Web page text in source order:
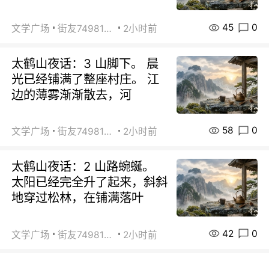
文学广场 街友74981146 2小时前 45 0
太鹤山夜话：3 山脚下。 晨
光已经铺满了整座村庄。 江
边的薄雾渐渐散去，河
文学广场 街友74981146 2小时前 58 0
太鹤山夜话：2 山路蜿蜒。
太阳已经完全升了起来，斜斜
地穿过松林，在铺满落叶
文学广场 街友74981146 2小时前 42 0